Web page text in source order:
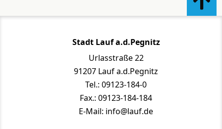
Stadt Lauf a.d.Pegnitz
Urlasstraße 22
91207 Lauf a.d.Pegnitz
Tel.: 09123-184-0
Fax.: 09123-184-184
E-Mail: info@lauf.de